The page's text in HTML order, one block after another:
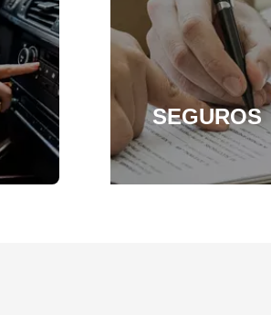
SEGUROS